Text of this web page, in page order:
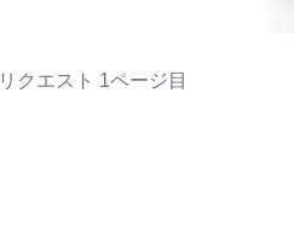
リクエスト 1ページ目